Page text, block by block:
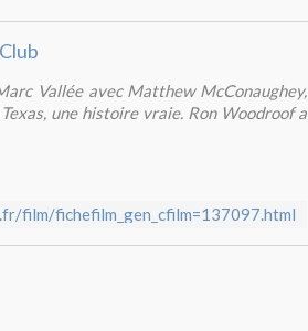
Vallée avec Matthew McConaughey,
une histoire vraie. Ron Woodroof a
film/fichefilm_gen_cfilm=137097.html